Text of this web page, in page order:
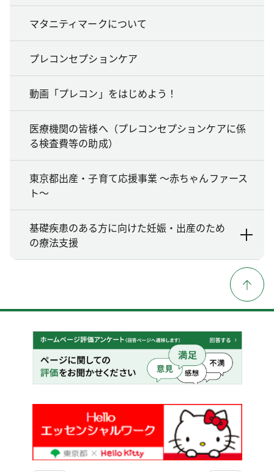
マタニティマークについて
プレコンセプションケア
動画「プレコン」をはじめよう！
医療機関の皆様へ（プレコンセプションケアに係
る検査費等の助成）
東京都出産・子育て応援事業 ～赤ちゃんファース
ト～
基礎疾患のある方に向けた妊娠・出産のため
の療法支援